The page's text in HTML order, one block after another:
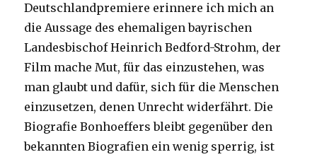
Deutschlandpremiere erinnere ich mich an
die Aussage des ehemaligen bayrischen
Landesbischof Heinrich Bedford-Strohm, der
Film mache Mut, für das einzustehen, was
man glaubt und dafür, sich für die Menschen
einzusetzen, denen Unrecht widerfährt. Die
Biografie Bonhoeffers bleibt gegenüber den
bekannten Biografien ein wenig sperrig, ist